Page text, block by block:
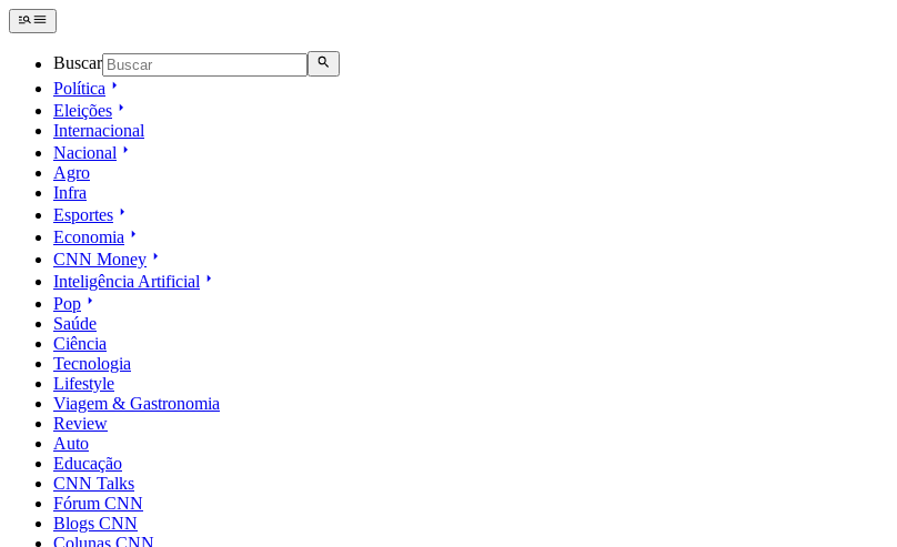
Buscar
Política
Eleições
Internacional
Nacional
Agro
Infra
Esportes
Economia
CNN Money
Inteligência Artificial
Pop
Saúde
Ciência
Tecnologia
Lifestyle
Viagem & Gastronomia
Review
Auto
Educação
CNN Talks
Fórum CNN
Blogs CNN
Colunas CNN